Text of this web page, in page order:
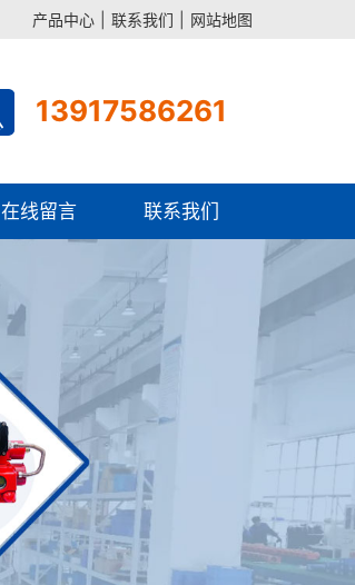
产品中心 联系我们 网站地图
13917586261
在线留言 联系我们